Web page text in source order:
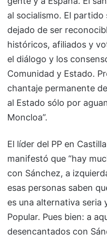
al socialismo. El
dejado de ser
históricos, afiliados y
el diálogo y los
Comunidad y Estado.
chantaje permanente
al Estado sólo por
Moncloa”.
El líder del PP en
manifestó que “hay
con Sánchez, a
esas personas saben
es una alternativa seria
Popular. Pues bien: a
desencantados con